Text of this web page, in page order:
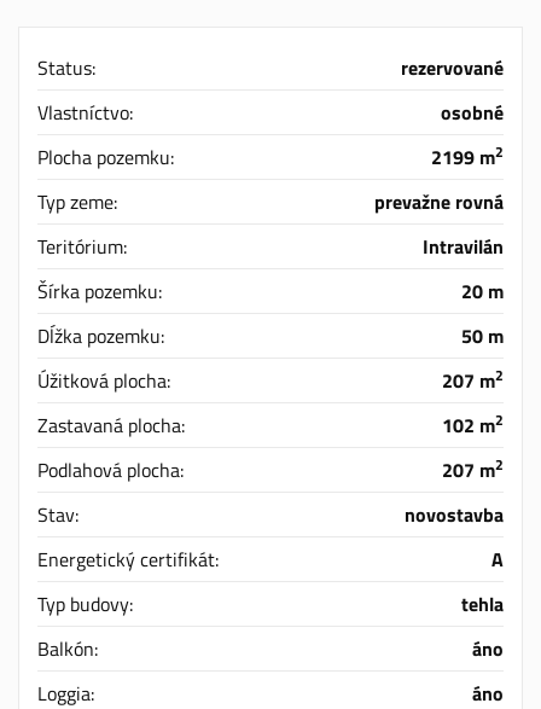
Status:
rezervované
Vlastníctvo:
osobné
Plocha pozemku:
2199 m2
Typ zeme:
prevažne rovná
Teritórium:
Intravilán
Šírka pozemku:
20 m
Dĺžka pozemku:
50 m
Úžitková plocha:
207 m2
Zastavaná plocha: 102 m2
Podlahová plocha: 207 m2
Stav:
novostavba
Energetický certifikát:
A
Typ budovy:
tehla
Balkón:
áno
Loggia:
áno